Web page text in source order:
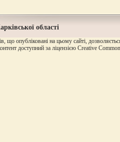
області
що опубліковані на цьому сайті,
доступний за ліцензією Creative